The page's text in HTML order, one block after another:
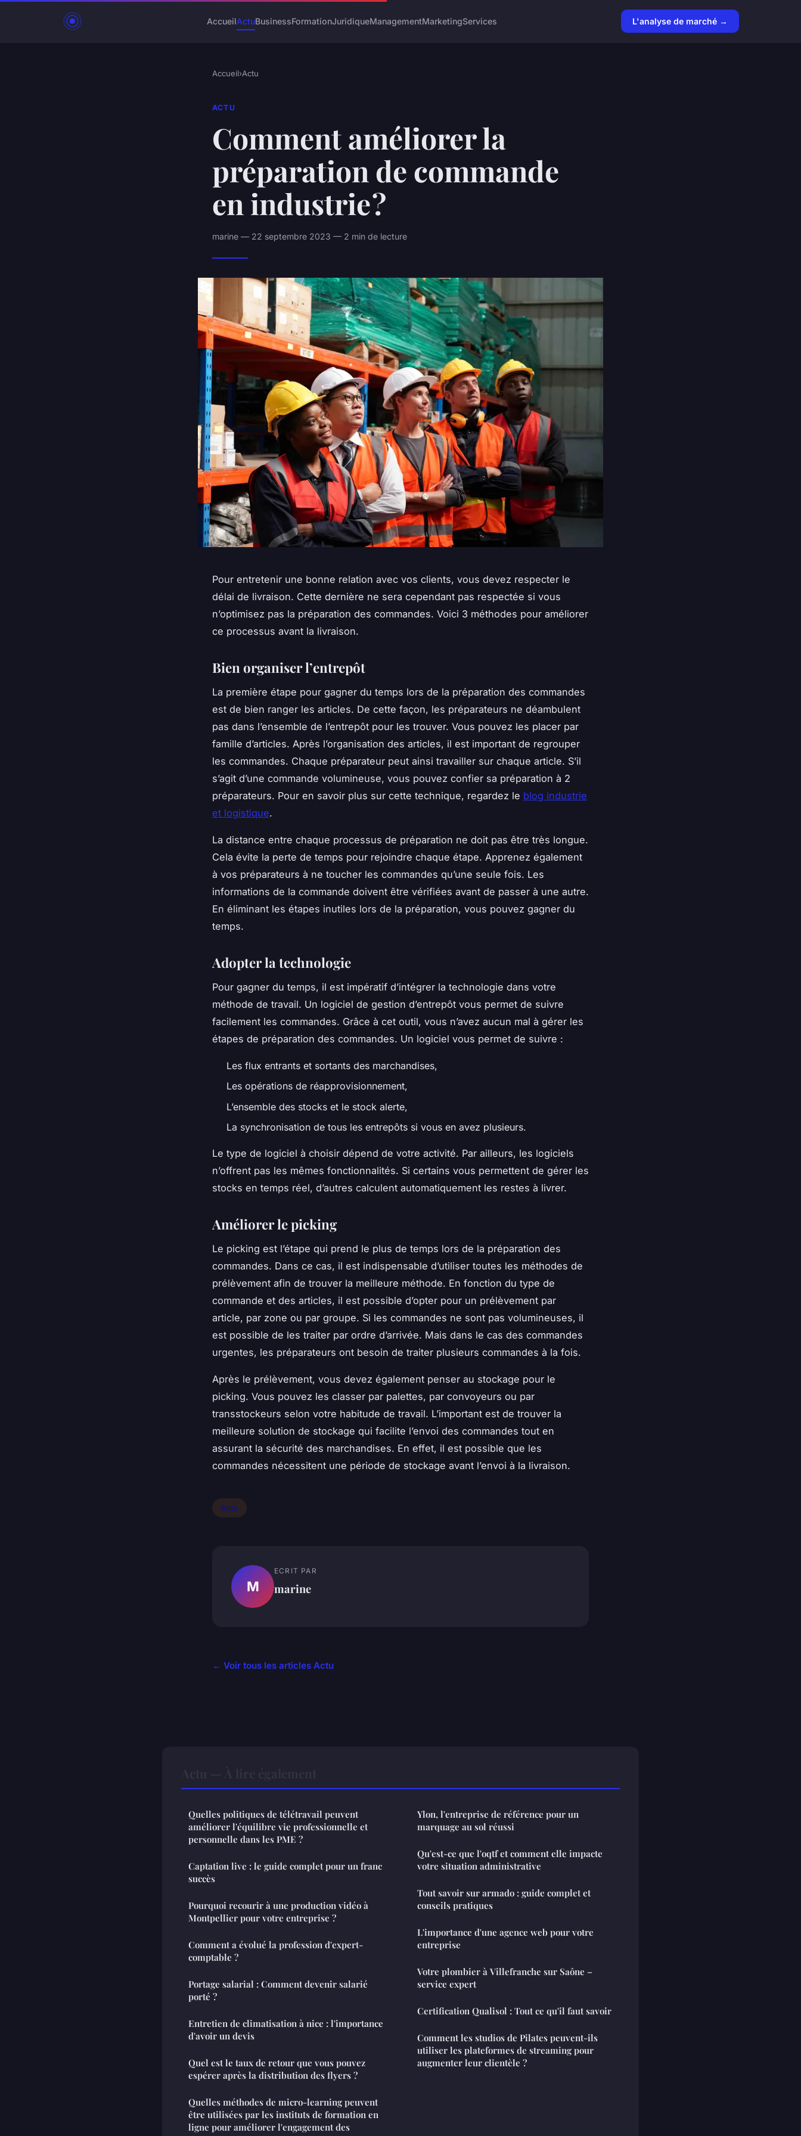
AccueilActuBusinessFormationJuridiqueManagementMarketingServices L'analyse de marché →
Accueil›Actu
ACTU
Comment améliorer la
préparation de commande
en industrie ?
marine — 22 septembre 2023 — 2 min de lecture
Pour entretenir une bonne relation avec vos clients, vous devez respecter le
délai de livraison. Cette dernière ne sera cependant pas respectée si vous
n’optimisez pas la préparation des commandes. Voici 3 méthodes pour améliorer
ce processus avant la livraison.
Bien organiser l’entrepôt
La première étape pour gagner du temps lors de la préparation des commandes
est de bien ranger les articles. De cette façon, les préparateurs ne déambulent
pas dans l’ensemble de l’entrepôt pour les trouver. Vous pouvez les placer par
famille d’articles. Après l’organisation des articles, il est important de regrouper
les commandes. Chaque préparateur peut ainsi travailler sur chaque article. S’il
s’agit d’une commande volumineuse, vous pouvez confier sa préparation à 2
préparateurs. Pour en savoir plus sur cette technique, regardez le blog industrie
et logistique.
La distance entre chaque processus de préparation ne doit pas être très longue.
Cela évite la perte de temps pour rejoindre chaque étape. Apprenez également
à vos préparateurs à ne toucher les commandes qu’une seule fois. Les
informations de la commande doivent être vérifiées avant de passer à une autre.
En éliminant les étapes inutiles lors de la préparation, vous pouvez gagner du
temps.
Adopter la technologie
Pour gagner du temps, il est impératif d’intégrer la technologie dans votre
méthode de travail. Un logiciel de gestion d’entrepôt vous permet de suivre
facilement les commandes. Grâce à cet outil, vous n’avez aucun mal à gérer les
étapes de préparation des commandes. Un logiciel vous permet de suivre :
Les flux entrants et sortants des marchandises,
Les opérations de réapprovisionnement,
L’ensemble des stocks et le stock alerte,
La synchronisation de tous les entrepôts si vous en avez plusieurs.
Le type de logiciel à choisir dépend de votre activité. Par ailleurs, les logiciels
n’offrent pas les mêmes fonctionnalités. Si certains vous permettent de gérer les
stocks en temps réel, d’autres calculent automatiquement les restes à livrer.
Améliorer le picking
Le picking est l’étape qui prend le plus de temps lors de la préparation des
commandes. Dans ce cas, il est indispensable d’utiliser toutes les méthodes de
prélèvement afin de trouver la meilleure méthode. En fonction du type de
commande et des articles, il est possible d’opter pour un prélèvement par
article, par zone ou par groupe. Si les commandes ne sont pas volumineuses, il
est possible de les traiter par ordre d’arrivée. Mais dans le cas des commandes
urgentes, les préparateurs ont besoin de traiter plusieurs commandes à la fois.
Après le prélèvement, vous devez également penser au stockage pour le
picking. Vous pouvez les classer par palettes, par convoyeurs ou par
transstockeurs selon votre habitude de travail. L’important est de trouver la
meilleure solution de stockage qui facilite l’envoi des commandes tout en
assurant la sécurité des marchandises. En effet, il est possible que les
commandes nécessitent une période de stockage avant l’envoi à la livraison.
Actu
M
ECRIT PAR
marine
← Voir tous les articles Actu
Quelles politiques de télétravail peuvent
améliorer l'équilibre vie professionnelle et
personnelle dans les PME ?
Captation live : le guide complet pour un franc
succès
Pourquoi recourir à une production vidéo à
Montpellier pour votre entreprise ?
Comment a évolué la profession d'expert-
comptable ?
Portage salarial : Comment devenir salarié
porté ?
Entretien de climatisation à nice : l'importance
d'avoir un devis
Quel est le taux de retour que vous pouvez
espérer après la distribution des flyers ?
Quelles méthodes de micro-learning peuvent
être utilisées par les instituts de formation en
ligne pour améliorer l'engagement des
Ylon, l'entreprise de référence pour un
marquage au sol réussi
Qu'est-ce que l'oqtf et comment elle impacte
votre situation administrative
Tout savoir sur armado : guide complet et
conseils pratiques
L'importance d'une agence web pour votre
entreprise
Votre plombier à Villefranche sur Saône –
service expert
Certification Qualisol : Tout ce qu'il faut savoir
Comment les studios de Pilates peuvent-ils
utiliser les plateformes de streaming pour
augmenter leur clientèle ?